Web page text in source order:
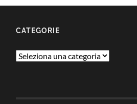
CATEGORIE
Categorie